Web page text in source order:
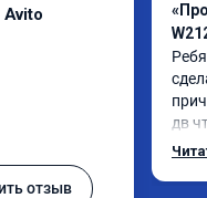
Avito
отзыв
дв